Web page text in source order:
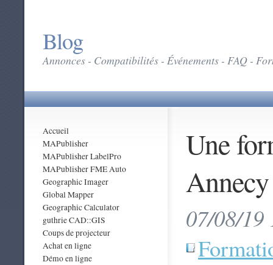
Blog
Annonces - Compatibilités - Événements - FAQ -
Accueil
MAPublisher
MAPublisher LabelPro
MAPublisher FME Auto
Geographic Imager
Global Mapper
Geographic Calculator
guthrie CAD::GIS
Coups de projecteur
Achat en ligne
Démo en ligne
Une
07/08/19